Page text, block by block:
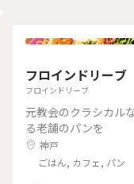
フロインドリーブ
フロインドリーブ
元教会のクラシカル
る老舗のパンを
神戸
ごはん, カフェ, パン